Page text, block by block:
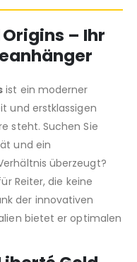
– Ihr
ist ein moderner
und erstklassigen
steht. Suchen Sie
und ein
überzeugt?
Reiter, die keine
der innovativen
bietet er optimalen